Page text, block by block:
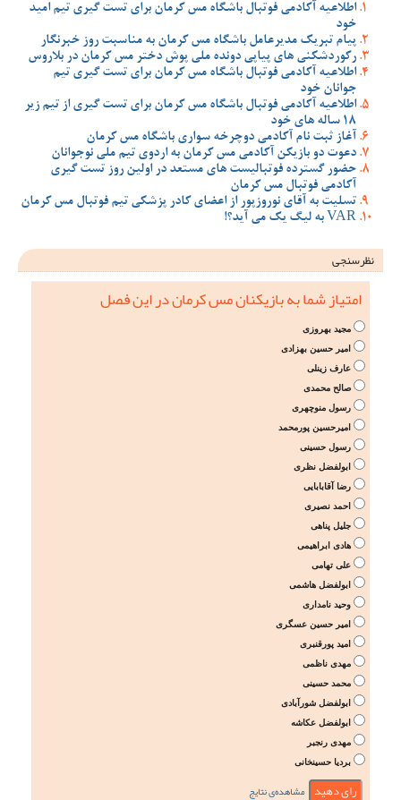
اطلاعیه آکادمی فوتبال باشگاه مس کرمان برای تست گیری تیم امید
خود
پیام تبریک مدیرعامل باشگاه مس کرمان به مناسبت روز خبرنگار
رکوردشکنی های پیاپی دونده ملی پوش دختر مس کرمان در بلاروس
اطلاعیه آکادمی فوتبال باشگاه مس کرمان برای تست گیری تیم
جوانان خود
اطلاعیه آکادمی فوتبال باشگاه مس کرمان برای تست گیری از تیم زیر
18 ساله های خود
آغاز ثبت نام آکادمی دوچرخه سواری باشگاه مس کرمان
دعوت دو بازیکن آکادمی مس کرمان به اردوی تیم ملی نوجوانان
حضور گسترده فوتبالیست های مستعد در اولین روز تست گیری
آکادمی فوتبال مس کرمان
تسلیت به آقای نوروزپور از اعضای کادر پزشکی تیم فوتبال مس کرمان
VAR به لیگ یک می آید؟!
نظرسنجی
امتیاز شما به بازیکنان مس کرمان در این فصل
مجید بهروزی
امیر حسین بهزادی
عارف زینلی
صالح محمدی
رسول منوچهری
امیرحسین پورمحمد
رسول حسینی
ابولفضل نظری
رضا آقابابایی
احمد نصیری
جلیل پناهی
هادی ابراهیمی
علی تهامی
ابولفضل هاشمی
وحید نامداری
امیر حسین عسگری
امید پورقنبری
مهدی ناظمی
محمد حسینی
ابولفضل شورآبادی
ابولفضل عکاشه
مهدی رنجبر
بردیا حسینخانی
مشاهده‌ی نتایج